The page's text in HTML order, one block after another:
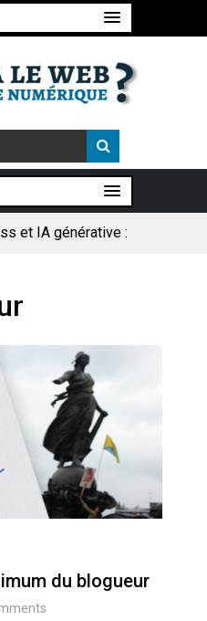
et IA générative :
études qui
de l’emploi « à
se plantent-
?
: une lecture
nul
veut moraliser le
(tout) contre l’IA
du blogueur